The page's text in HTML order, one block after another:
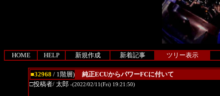
HOME HELP 新規作成 新着記事 ツリー表示
■32968 / 1階層)
純正ECUからパワーFCに付いて
□投稿者/ 太郎 -(2022/02/11(Fri) 19:21:50)